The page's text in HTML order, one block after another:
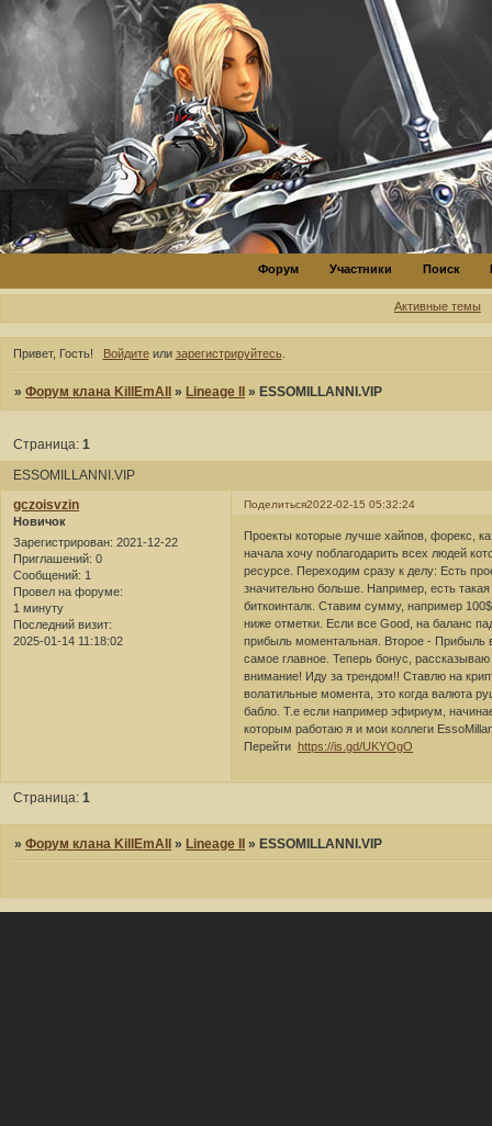
Форум Участники Поиск
Активные темы
Привет, Гость! Войдитеили зарегистрируйтесь.
»Форум клана KillEmAll »Lineage II »ESSOMILLANNI.VIP
ESSOMILLANNI.VIP
Страница:1
Поделиться2022-02-15 05:32:24
gczoisvzin
Новичок
Зарегистрирован: 2021-12-22
Приглашений: 0
Сообщений: 1
Провел на форуме:
1 минуту
Последний визит:
2025-01-14 11:18:02
Проекты которые лучше хайпов, форекс,
начала хочу поблагодарить всех людей
ресурсе. Переходим сразу к делу: Есть
значительно больше. Например, есть
биткоинталк. Ставим сумму, например
ниже отметки. Если все Good, на баланс
прибыль моментальная. Второе - Прибыль
самое главное. Теперь бонус,
внимание! Иду за трендом!! Ставлю на
волатильные момента, это когда валюта
бабло. Т.е если например эфириум,
которым работаю я и мои коллеги
Перейтиhttps://is.gd/UKYOgO
Страница:1
»Форум клана KillEmAll »Lineage II »ESSOMILLANNI.VIP